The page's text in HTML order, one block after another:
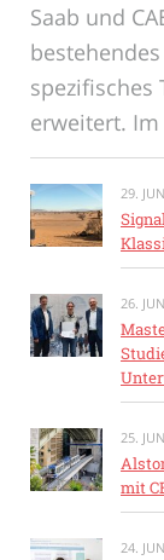
Saab und
spezifisches
erweitert.
29.
26.
25.
mit
24.